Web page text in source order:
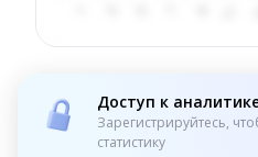
Доступ к
Зарегистрируйтесь,
статистику